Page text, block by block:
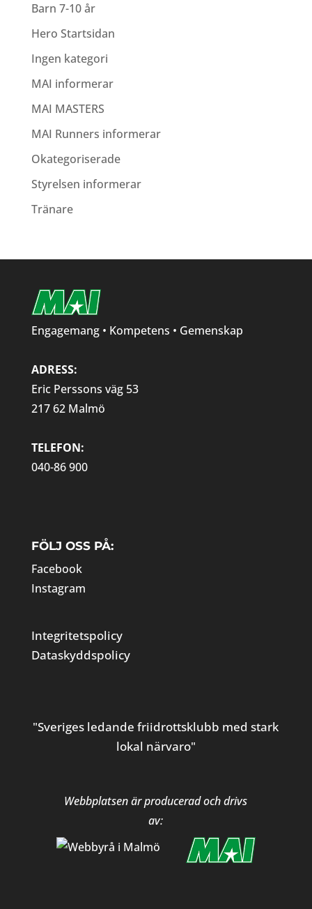
Barn 7-10 år
Hero Startsidan
Ingen kategori
MAI informerar
MAI MASTERS
MAI Runners informerar
Okategoriserade
Styrelsen informerar
Tränare
Engagemang • Kompetens • Gemenskap
ADRESS:
Eric Perssons väg 53
217 62 Malmö
TELEFON:
040-86 900
FÖLJ OSS PÅ:
Facebook
Instagram
Integritetspolicy
Dataskyddspolicy
"Sveriges ledande friidrottsklubb med stark
lokal närvaro"
Webbplatsen är producerad och drivs
av: